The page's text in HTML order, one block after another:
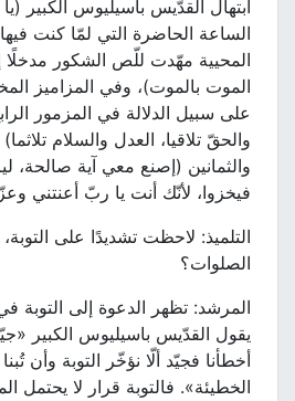
ابتهال القدّيس باسيليوس الكبير (يا
الساعة الحاضرة التي لمّا كنت فيها
المحيية مهّدت للّص الشكور مدخلًا
الموت بالموت)، وفي المزاميز
على سبيل الدلالة في المزمور الرابع
والحقّ تلاقيا، العدل والسلام
والثمانين (إصنع معي آية صالحة،
فيخزوا، لأنّك أنت يا ربّ أعنتني
التلميذ: لاحظت تشديدًا على
الصلوات؟
المرشد: تظهر الدعوة إلى التوبة في
يقول القدّيس باسيليوس الكبير
أخطأنا فجيّد ألّا نؤخّر التوبة وأن تُبنا
الخطيئة». فالتوبة قرار لا يحتمل